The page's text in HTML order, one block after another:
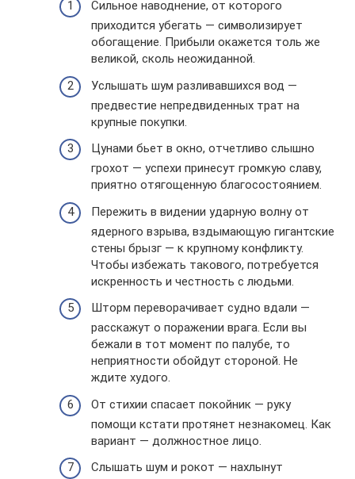
Сильное наводнение, от которого
приходится убегать — символизирует
обогащение. Прибыли окажется толь же
великой, сколь неожиданной.
Услышать шум разливавшихся вод —
предвестие непредвиденных трат на
крупные покупки.
Цунами бьет в окно, отчетливо слышно
грохот — успехи принесут громкую славу,
приятно отягощенную благосостоянием.
Пережить в видении ударную волну от
ядерного взрыва, вздымающую гигантские
стены брызг — к крупному конфликту.
Чтобы избежать такового, потребуется
искренность и честность с людьми.
Шторм переворачивает судно вдали —
расскажут о поражении врага. Если вы
бежали в тот момент по палубе, то
неприятности обойдут стороной. Не
ждите худого.
От стихии спасает покойник — руку
помощи кстати протянет незнакомец. Как
вариант — должностное лицо.
Слышать шум и рокот — нахлынут